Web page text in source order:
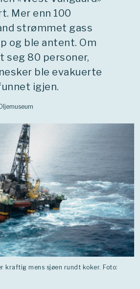
Mer enn 100
strømmet gass
og ble antent. Om
seg 80 personer,
ble evakuerte
igjen.
kraftig mens sjøen rundt koker. Foto: